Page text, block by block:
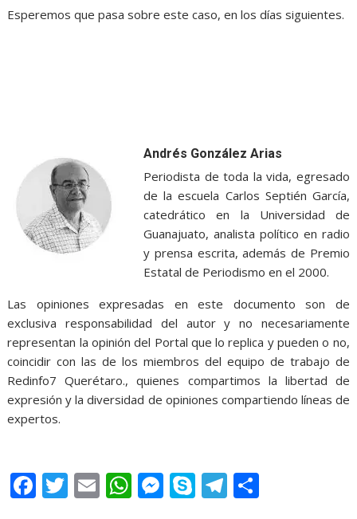
Esperemos que pasa sobre este caso, en los días siguientes.
Andrés González Arias
Periodista de toda la vida, egresado
de la escuela Carlos Septién García,
catedrático en la Universidad de
Guanajuato, analista político en radio
y prensa escrita, además de Premio
Estatal de Periodismo en el 2000.
Las opiniones expresadas en este documento son de
exclusiva responsabilidad del autor y no necesariamente
representan la opinión del Portal que lo replica y pueden o no,
coincidir con las de los miembros del equipo de trabajo de
Redinfo7 Querétaro., quienes compartimos la libertad de
expresión y la diversidad de opiniones compartiendo líneas de
expertos.
F
ac
T
w
E
m
W
h
M
e
S
k
T
el